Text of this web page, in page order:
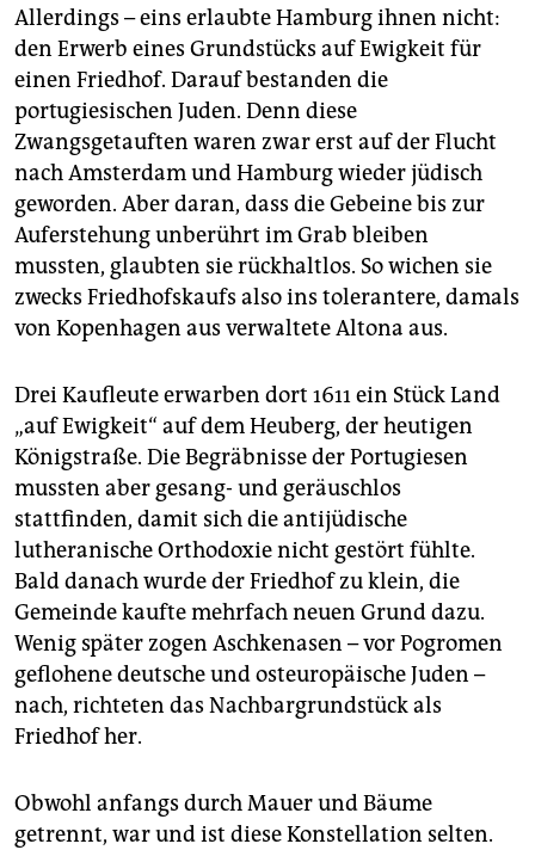
Allerdings – eins erlaubte Hamburg ihnen nicht:
den Erwerb eines Grundstücks auf Ewigkeit für
einen Friedhof. Darauf bestanden die
portugiesischen Juden. Denn diese
Zwangsgetauften waren zwar erst auf der Flucht
nach Amsterdam und Hamburg wieder jüdisch
geworden. Aber daran, dass die Gebeine bis zur
Auferstehung unberührt im Grab bleiben
mussten, glaubten sie rückhaltlos. So wichen sie
zwecks Friedhofskaufs also ins tolerantere, damals
von Kopenhagen aus verwaltete Altona aus.
Drei Kaufleute erwarben dort 1611 ein Stück Land
„auf Ewigkeit“ auf dem Heuberg, der heutigen
Königstraße. Die Begräbnisse der Portugiesen
mussten aber gesang- und geräuschlos
stattfinden, damit sich die anti­jüdische
lutheranische Orthodoxie nicht gestört fühlte.
Bald danach wurde der Friedhof zu klein, die
Gemeinde kaufte mehrfach neuen Grund dazu.
Wenig später zogen Aschkenasen – vor Pogromen
geflohene deutsche und osteuropäische Juden –
nach, richteten das Nachbargrundstück als
Friedhof her.
Obwohl anfangs durch Mauer und Bäume
getrennt, war und ist diese Konstellation selten.